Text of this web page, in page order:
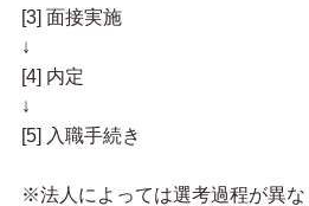
[3] 面接実施
↓
[4] 内定
↓
[5] 入職手続き
※法人によっては選考過程が異